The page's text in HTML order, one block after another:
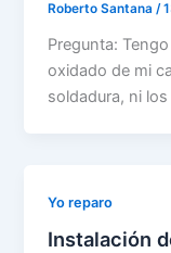
Roberto Santana/
Pregunta:
oxidado de mi
soldadura, ni
Yo reparo
Instalación